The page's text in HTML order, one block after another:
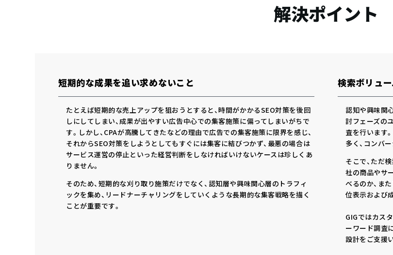
解決ポイント
短期的な成果を追い求めないこと
たとえば短期的な売上アップを狙おうとすると、時間がかかるSEO対策を後回
しにしてしまい、成果が出やすい広告中心での集客施策に偏ってしまいがちで
す。しかし、CPAが高騰してきたなどの理由で広告での集客施策に限界を感じ、
それからSEO対策をしようとしてもすぐには集客に結びつかず、最悪の場合は
サービス運営の停止といった経営判断をしなければいけないケースは珍しくあ
りません。
そのため、短期的な刈り取り施策だけでなく、認知層や興味関心層のトラフィ
ックを集め、リードナーチャリングをしていくような長期的な集客戦略を描く
ことが重要です。
検索ボリュ
認知や興味関
討フェーズの
査を行います
多く、コンバ
そこで、ただ
社の商品やサ
べるのか、ま
位表示および
GIGではカス
ーワード調査
設計をご支援